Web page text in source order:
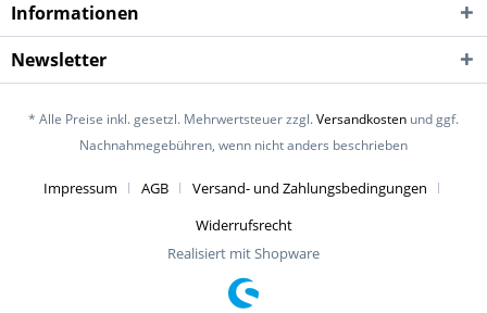
Informationen
Newsletter
* Alle Preise inkl. gesetzl. Mehrwertsteuer zzgl.Versandkosten und ggf.
Nachnahmegebühren, wenn nicht anders beschrieben
Impressum AGB
Versand- und Zahlungsbedingungen
Widerrufsrecht
Realisiert mit Shopware